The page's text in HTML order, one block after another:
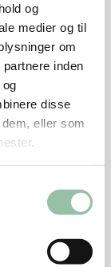
og
medier og til
om
inden
disse
eller som
halv citron,
lidt frisk
1 minut på